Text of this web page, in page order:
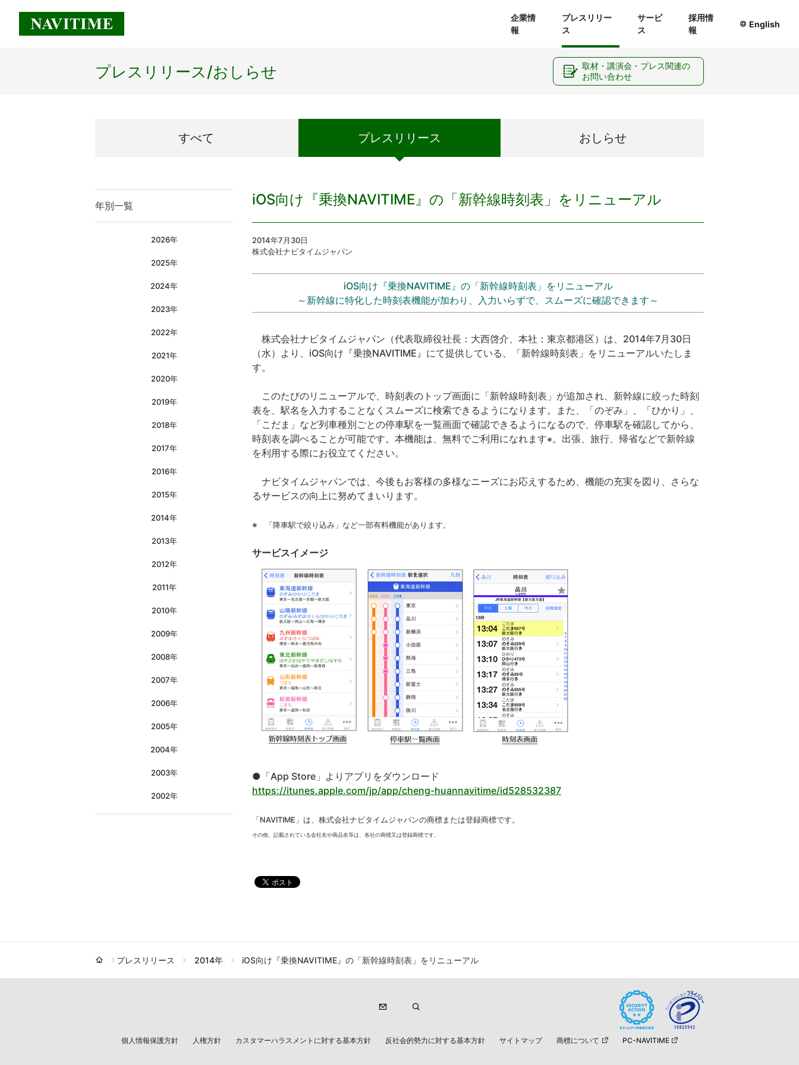
企業情
報
経営理念
プレスリリー
ス
サービ
ス
採用情
報
English
プレスリリース/おしらせ
すべて プレス リリース おしらせ
年別一覧
2026年
2025年
2024年
2023年
2022年
2021年
2020年
2019年
2018年
2017年
2016年
2015年
2014年
2013年
2012年
2011年
2010年
2009年
2008年
2007年
2006年
2005年
2004年
2003年
2002年
iOS向け『乗換NAVITIME』の「新幹線時刻表」をリニューアル
2014年7月30日
株式会社ナビタイムジャパン
iOS向け『乗換NAVITIME』の「新幹線時刻表」をリニューアル
～新幹線に特化した時刻表機能が加わり、入力いらずで、スムーズに確認できます～
株式会社ナビタイムジャパン（代表取締役社長：大西啓介、本社：東京都港区）は、2014年7月30日
（水）より、iOS向け『乗換NAVITIME』にて提供している、「新幹線時刻表」をリニューアルいたしま
す。
このたびのリニューアルで、時刻表のトップ画面に「新幹線時刻表」が追加され、新幹線に絞った時刻
表を、駅名を入力することなくスムーズに検索できるようになります。また、「のぞみ」、「ひかり」、
「こだま」など列車種別ごとの停車駅を一覧画面で確認できるようになるので、停車駅を確認してから、
時刻表を調べることが可能です。本機能は、無料でご利用になれます※。出張、旅行、帰省などで新幹線
を利用する際にお役立てください。
ナビタイムジャパンでは、今後もお客様の多様なニーズにお応えするため、機能の充実を図り、さらな
るサービスの向上に努めてまいります。
※ 「降車駅で絞り込み」など一部有料機能があります。
サービスイメージ
●「App Store」よりアプリをダウンロード
https://itunes.apple.com/jp/app/cheng-huannavitime/id528532387
「NAVITIME」は、株式会社ナビタイムジャパンの商標または登録商標です。
その他、記載されている会社名や商品名等は、各社の商標又は登録商標です。
取材・講演会・プレス関連の
お問い合わせ
プレスリリース 2014年 iOS向け『乗換NAVITIME』の「新幹線時刻表」をリニューアル
個人情報保護方針 人権方針 カスタマーハラスメントに対する基本方針 反社会的勢力に対する基本方針 サイトマップ 商標について PC-NAVITIME